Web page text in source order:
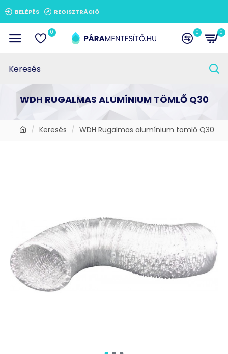
BELÉPÉS REGISZTRÁCIÓ
0 0 0
Keresés WDH Rugalmas alumínium tömlő Q30
WDH RUGALMAS ALUMÍNIUM TÖMLŐ Q30